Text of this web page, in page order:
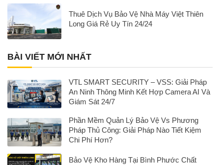
Thuê Dịch Vụ Bảo Vệ Nhà Máy Việt Thiên
Long Giá Rẻ Uy Tín 24/24
BÀI VIẾT MỚI NHẤT
VTL SMART SECURITY – VSS: Giải Pháp
An Ninh Thông Minh Kết Hợp Camera AI Và
Giám Sát 24/7
Phần Mềm Quản Lý Bảo Vệ Vs Phương
Pháp Thủ Công: Giải Pháp Nào Tiết Kiệm
Chi Phí Hơn?
Bảo Vệ Kho Hàng Tại Bình Phước Chất